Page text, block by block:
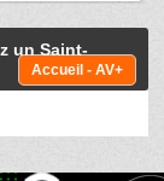
un Saint-
Accueil - AV+